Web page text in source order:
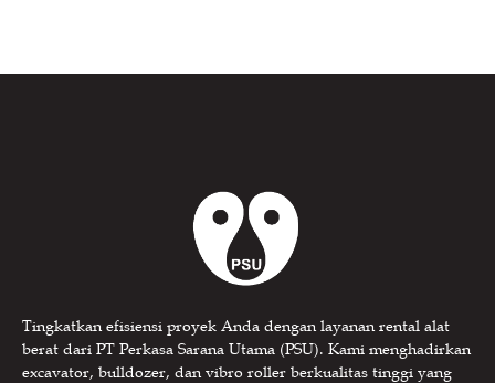
Tingkatkan efisiensi proyek Anda dengan layanan rental alat
berat dari PT Perkasa Sarana Utama (PSU). Kami menghadirkan
excavator, bulldozer, dan vibro roller berkualitas tinggi yang